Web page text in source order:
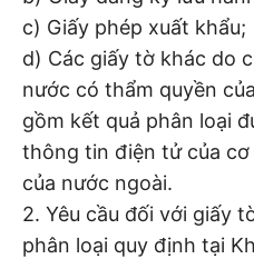
c) Giấy phép xuất khẩu;
d) Các giấy tờ khác do
nước có thẩm quyền
gồm kết quả phân loại
thông tin điện tử của
của nước ngoài.
2. Yêu cầu đối với giấy
phân loại quy định tại